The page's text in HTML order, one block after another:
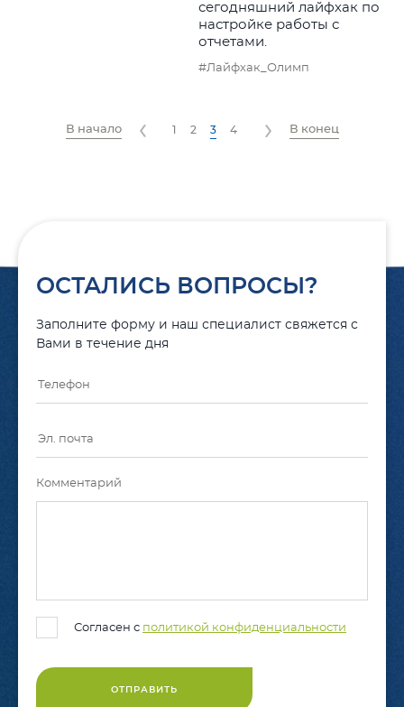
сегодняшний лайфхак по
настройке работы с
отчетами.
#Лайфхак_Олимп
В начало 1 2 3 4 В конец
ОСТАЛИСЬ ВОПРОСЫ?
Заполните форму и наш специалист свяжется с
Вами в течение дня
Комментарий
Согласен с политикой конфиденциальности
ОТПРАВИТЬ